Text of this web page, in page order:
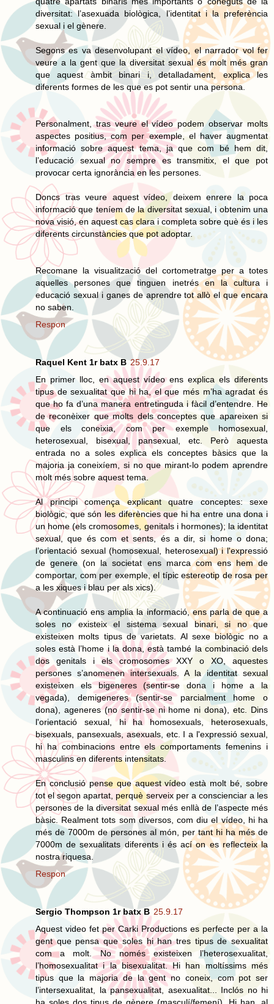
diversitat: l’asexuada biològica, l’identitat i la preferència
sexual i el gènere.
Segons es va desenvolupant el vídeo, el narrador vol fer
veure a la gent que la diversitat sexual és molt més gran
que aquest àmbit binari i, detalladament, explica les
diferents formes de les que es pot sentir una persona.
Personalment, tras veure el vídeo podem observar molts
aspectes positius, com per exemple, el haver augmentat
informació sobre aquest tema, ja que com bé hem dit,
l’educació sexual no sempre es transmitix, el que pot
provocar certa ignorància en les persones.
Doncs tras veure aquest vídeo, deixem enrere la poca
informació que teníem de la diversitat sexual, i obtenim una
nova visió, en aquest cas clara i completa sobre què és i les
diferents circunstàncies que pot adoptar.
Recomane la visualització del cortometratge per a totes
aquelles persones que tinguen inetrés en la cultura i
educació sexual i ganes de aprendre tot allò el que encara
no saben.
Respon
Raquel Kent 1r batx B 25.9.17
En primer lloc, en aquest vídeo ens explica els diferents
tipus de sexualitat que hi ha, el que més m’ha agradat és
que ho fa d’una manera entretinguda i fàcil d’entendre. He
de reconèixer que molts dels conceptes que apareixen si
que els coneixia, com per exemple homosexual,
heterosexual, bisexual, pansexual, etc. Però aquesta
entrada no a soles explica els conceptes bàsics que la
majoria ja coneixíem, si no que mirant-lo podem aprendre
molt més sobre aquest tema.
Al principi comença explicant quatre conceptes: sexe
biològic, que són les diferències que hi ha entre una dona i
un home (els cromosomes, genitals i hormones); la identitat
sexual, que és com et sents, és a dir, si home o dona;
l’orientació sexual (homosexual, heterosexual) i l'expressió
de genere (on la societat ens marca com ens hem de
comportar, com per exemple, el típic estereotip de rosa per
a les xiques i blau per als xics).
A continuació ens amplia la informació, ens parla de que a
soles no existeix el sistema sexual binari, si no que
existeixen molts tipus de varietats. Al sexe biològic no a
soles està l’home i la dona, està també la combinació dels
dos genitals i els cromosomes XXY o XO, aquestes
persones s’anomenen intersexuals. A la identitat sexual
existeixen els bigeneres (sentir-se dona i home a la
vegada), demigeneres (sentir-se parcialment home o
dona), ageneres (no sentir-se ni home ni dona), etc. Dins
l'orientació sexual, hi ha homosexuals, heterosexuals,
bisexuals, pansexuals, asexuals, etc. I a l'expressió sexual,
hi ha combinacions entre els comportaments femenins i
masculins en diferents intensitats.
En conclusió pense que aquest vídeo està molt bé, sobre
tot el segon apartat, perquè serveix per a conscienciar a les
persones de la diversitat sexual més enllà de l’aspecte més
bàsic. Realment tots som diversos, com diu el vídeo, hi ha
més de 7000m de persones al món, per tant hi ha més de
7000m de sexualitats diferents i és ací on es reflecteix la
nostra riquesa.
Respon
Sergio Thompson 1r batx B 25.9.17
Aquest video fet per Carki Productions es perfecte per a la
gent que pensa que soles hi han tres tipus de sexualitat
com a molt. No només existeixen l’heterosexualitat,
l’homosexualitat i la bisexualitat. Hi han moltíssims més
tipus que la majoria de la gent no coneix, com pot ser
l’intersexualitat, la pansexualitat, asexualitat... Inclós no hi
ha soles dos tipus de gènere (masculí/femení). Hi han, al